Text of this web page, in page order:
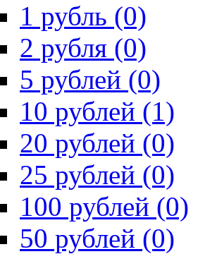
1 рубль (0)
2 рубля (0)
5 рублей (0)
10 рублей (1)
20 рублей (0)
25 рублей (0)
100 рублей (0)
50 рублей (0)